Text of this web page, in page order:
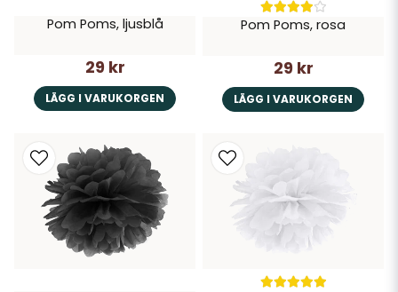
Pom Poms, ljusblå
29 kr
LÄGG I VARUKORGEN
Pom Poms, rosa
29 kr
LÄGG I VARUKORGEN